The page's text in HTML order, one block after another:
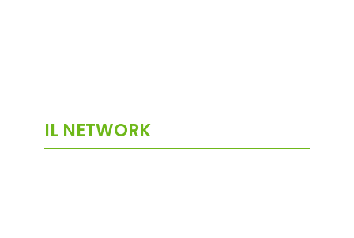
IL NETWORK